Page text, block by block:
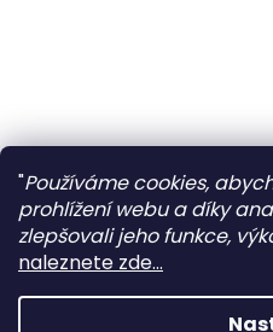
"Používáme cookies,
prohlížení webu a díky
zlepšovali jeho funkce,
naleznete zde...